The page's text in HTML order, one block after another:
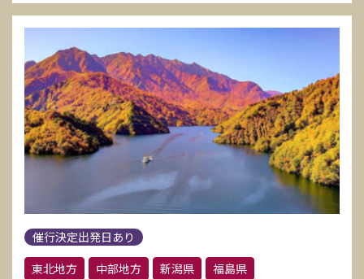
催行決定出発日あり
東北地方
中部地方 新潟県 福島県